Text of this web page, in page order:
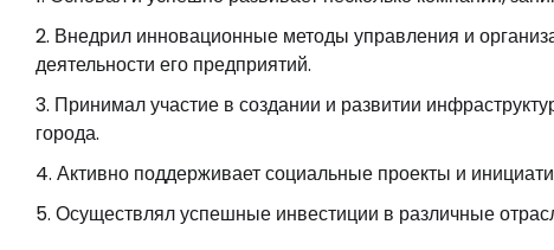
Внедрил инновационные методы управления и
деятельности его предприятий.
Принимал участие в создании и развитии
города.
Активно поддерживает социальные проекты и
Осуществлял успешные инвестиции в различные